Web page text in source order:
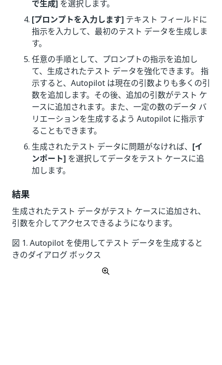
で生成] を選択します。
[プロンプトを入力します] テキスト フィールドに
指示を入力して、最初のテスト データを生成しま
す。
任意の手順として、プロンプトの指示を追加し
て、生成されたテスト データを強化できます。 指
示すると、Autopilot は現在の引数よりも多くの引
数を追加します。その後、追加の引数がテスト ケ
ースに追加されます。また、一定の数のデータ バ
リエーションを生成するよう Autopilot に指示す
ることもできます。
生成されたテスト データに問題がなければ、 [イ
ンポート] を選択してデータをテスト ケースに追
加します。
結果
生成されたテスト データがテスト ケースに追加され、
引数を介してアクセスできるようになります。
図 1. Autopilot を使用してテスト データを生成すると
きのダイアログ ボックス